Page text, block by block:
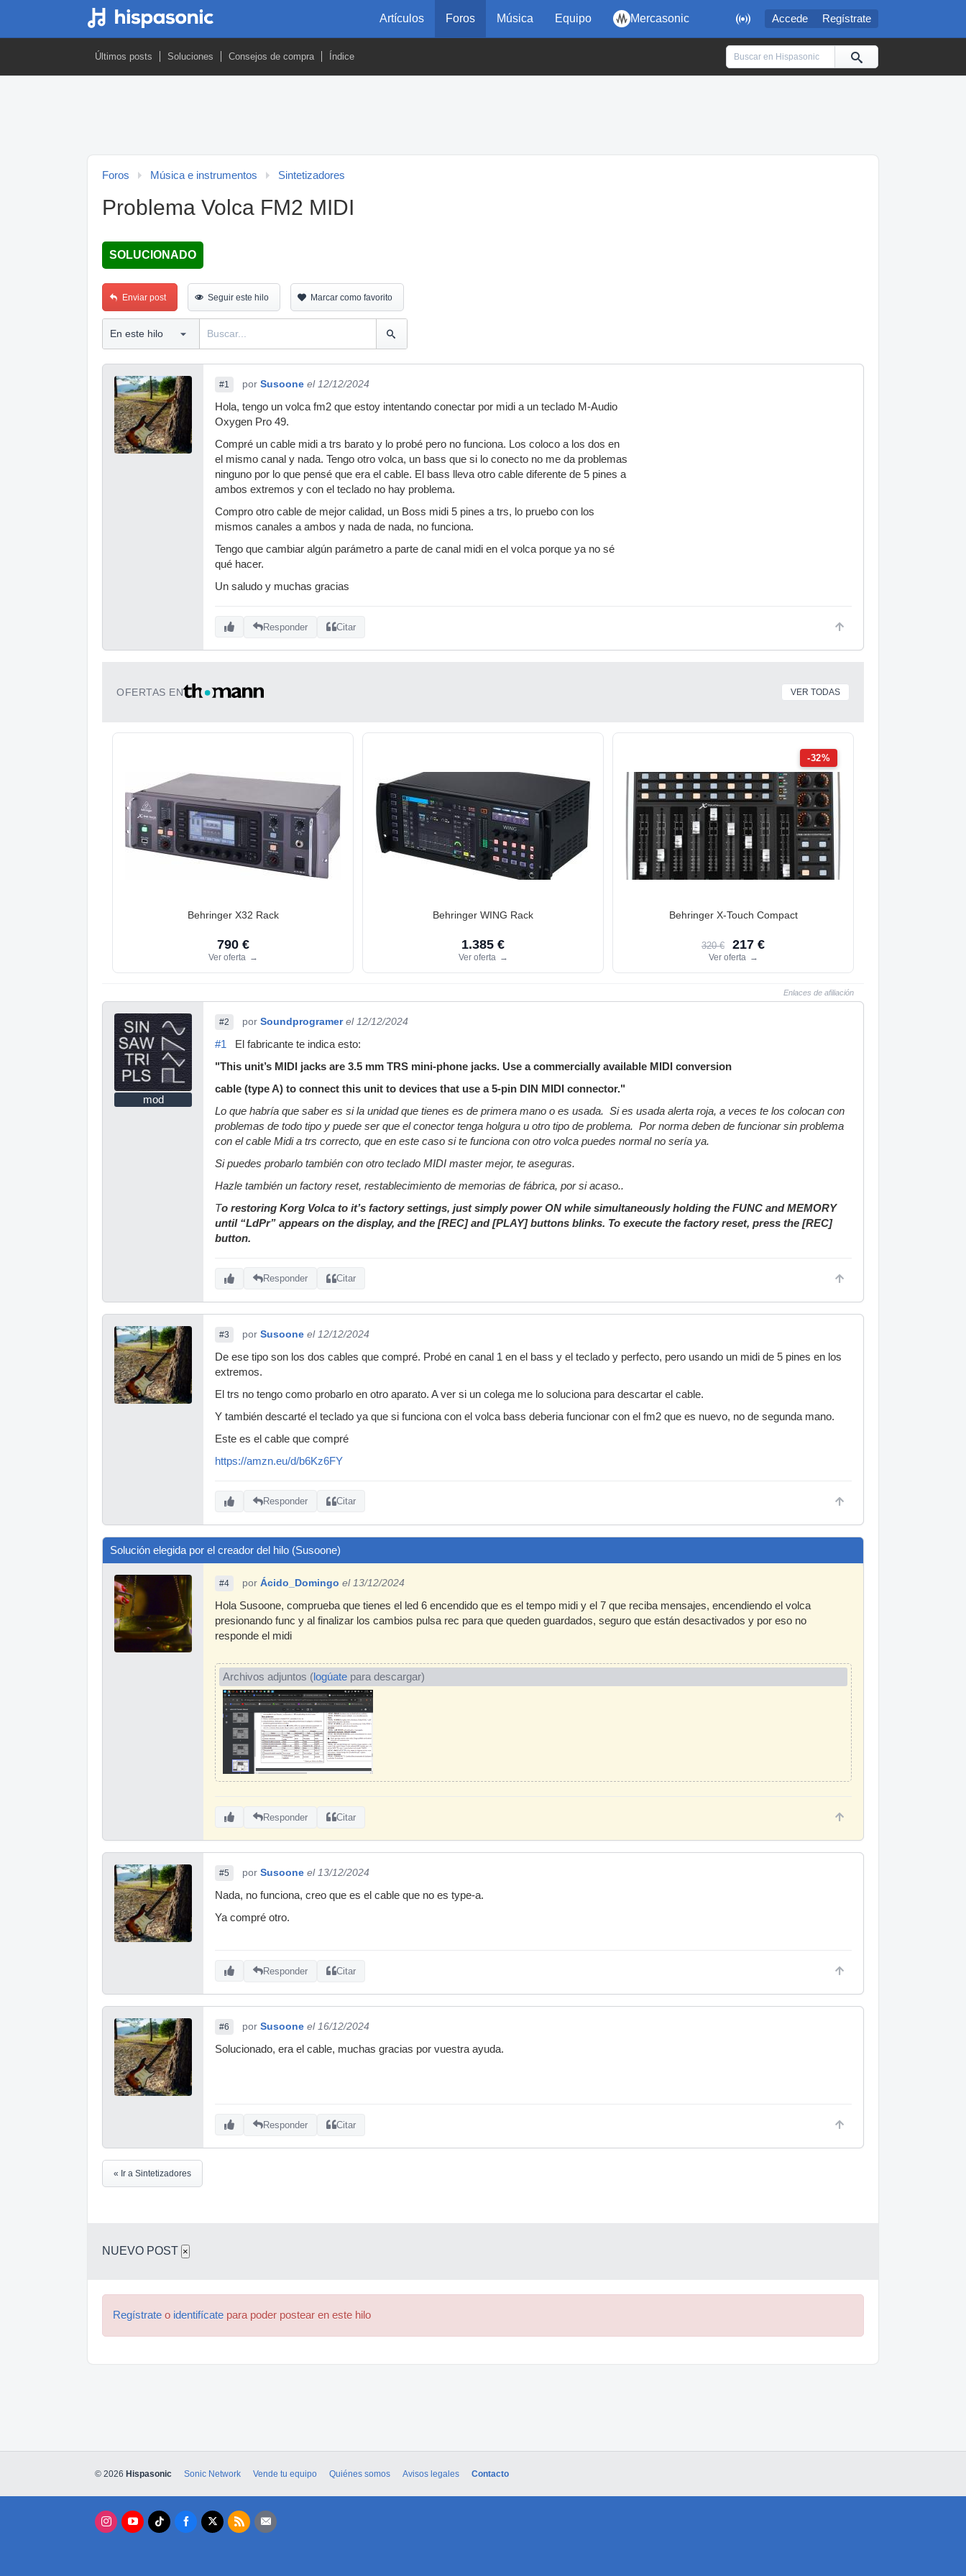
 Accede Regístrate
Artículos Foros Música Equipo Mercasonic
Últimos posts Soluciones Consejos de compra Índice
Foros Música e instrumentos Sintetizadores
Problema Volca FM2 MIDI
SOLUCIONADO
Enviar post Seguir este hilo Marcar como favorito
#1 por Susoone el 12/12/2024
Hola, tengo un volca fm2 que estoy intentando conectar por midi a un teclado M-Audio
Oxygen Pro 49.
Compré un cable midi a trs barato y lo probé pero no funciona. Los coloco a los dos en
el mismo canal y nada. Tengo otro volca, un bass que si lo conecto no me da problemas
ninguno por lo que pensé que era el cable. El bass lleva otro cable diferente de 5 pines a
ambos extremos y con el teclado no hay problema.
Compro otro cable de mejor calidad, un Boss midi 5 pines a trs, lo pruebo con los
mismos canales a ambos y nada de nada, no funciona.
Tengo que cambiar algún parámetro a parte de canal midi en el volca porque ya no sé
qué hacer.
Un saludo y muchas gracias
Responder Citar
OFERTAS EN VER TODAS
Behringer X32 Rack
790 €
Ver oferta →
Behringer WING Rack
1.385 €
Ver oferta →
-32%
Behringer X-Touch Compact
320 € 217 €
Ver oferta →
Enlaces de afiliación
mod
#2 por Soundprogramer el 12/12/2024
#1 El fabricante te indica esto:
"This unit’s MIDI jacks are 3.5 mm TRS mini-phone jacks. Use a commercially available MIDI conversion
cable (type A) to connect this unit to devices that use a 5-pin DIN MIDI connector."
Lo que habría que saber es si la unidad que tienes es de primera mano o es usada. Si es usada alerta roja, a veces te los colocan con
problemas de todo tipo y puede ser que el conector tenga holgura u otro tipo de problema. Por norma deben de funcionar sin problema
con el cable Midi a trs correcto, que en este caso si te funciona con otro volca puedes normal no sería ya.
Si puedes probarlo también con otro teclado MIDI master mejor, te aseguras.
Hazle también un factory reset, restablecimiento de memorias de fábrica, por si acaso..
To restoring Korg Volca to it’s factory settings, just simply power ON while simultaneously holding the FUNC and MEMORY
until “LdPr” appears on the display, and the [REC] and [PLAY] buttons blinks. To execute the factory reset, press the [REC]
button.
Responder Citar
#3 por Susoone el 12/12/2024
De ese tipo son los dos cables que compré. Probé en canal 1 en el bass y el teclado y perfecto, pero usando un midi de 5 pines en los
extremos.
El trs no tengo como probarlo en otro aparato. A ver si un colega me lo soluciona para descartar el cable.
Y también descarté el teclado ya que si funciona con el volca bass deberia funcionar con el fm2 que es nuevo, no de segunda mano.
Este es el cable que compré
https://amzn.eu/d/b6Kz6FY
Responder Citar
Solución elegida por el creador del hilo (Susoone)
#4 por Ácido_Domingo el 13/12/2024
Hola Susoone, comprueba que tienes el led 6 encendido que es el tempo midi y el 7 que reciba mensajes, encendiendo el volca
presionando func y al finalizar los cambios pulsa rec para que queden guardados, seguro que están desactivados y por eso no
responde el midi
Archivos adjuntos (logúate para descargar)
Responder Citar
#5 por Susoone el 13/12/2024
Nada, no funciona, creo que es el cable que no es type-a.
Ya compré otro.
Responder Citar
#6 por Susoone el 16/12/2024
Solucionado, era el cable, muchas gracias por vuestra ayuda.
Responder Citar
« Ir a Sintetizadores
NUEVO POST ×
Regístrate o identifícate para poder postear en este hilo
© 2026 Hispasonic Sonic Network Vende tu equipo Quiénes somos Avisos legales Contacto